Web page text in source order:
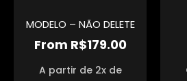
MODELO – NÃO DELETE
From R$179.00
A partir de 2x de